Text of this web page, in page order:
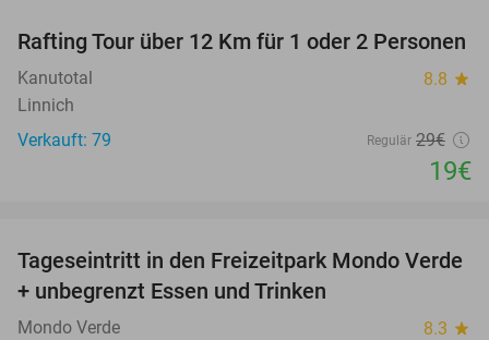
34%
Rafting Tour über 12 Km für 1 oder 2 Personen
Kanutotal 8.8 star
Linnich
Verkauft: 79
Regulär 29€
19€
25%
Tageseintritt in den Freizeitpark Mondo Verde
+ unbegrenzt Essen und Trinken
Mondo Verde 8.3 star